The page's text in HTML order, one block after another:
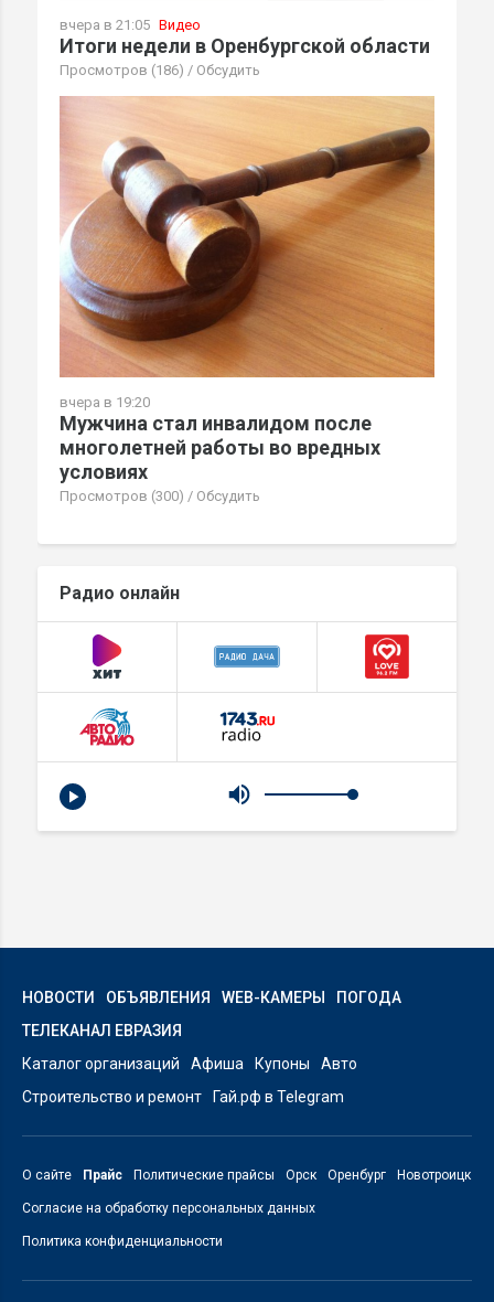
вчера в 21:05 Видео
Итоги недели в Оренбургской области
Просмотров (186) / Обсудить
вчера в 19:20
Мужчина стал инвалидом после
многолетней работы во вредных
условиях
Просмотров (300) / Обсудить
Радио онлайн
НОВОСТИ ОБЪЯВЛЕНИЯ WEB-КАМЕРЫ
ПОГОДА
ТЕЛЕКАНАЛ ЕВРАЗИЯ
Каталог организаций
Афиша Купоны
Авто
Строительство и ремонт
Гай.рф в Telegram
О сайте Прайс Политические прайсы Орск Оренбург Новотроицк
Согласие на обработку персональных данных
Политика конфиденциальности